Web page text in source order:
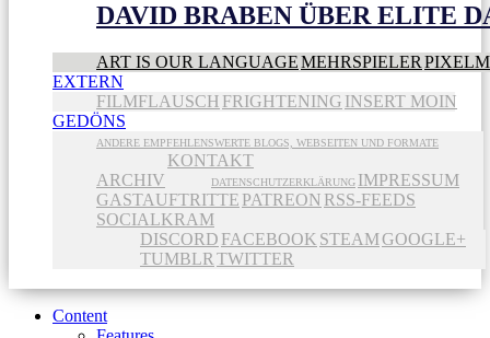
DAVID BRABEN ÜBER ELITE
ART IS OUR LANGUAGEMEHRSPIELER
EXTERN
FILMFLAUSCH FRIGHTENING INSERT MOIN
GEDÖNS
ANDERE EMPFEHLENSWERTE BLOGS, WEBSEITEN UND FORMATE
ARCHIV
KONTAKT
DATENSCHUTZERKLÄRUNG IMPRESSUM
GASTAUFTRITTE PATREON RSS-FEEDS
SOCIALKRAM
DISCORD FACEBOOK STEAMGOOGLE+
TUMBLR TWITTER
Content